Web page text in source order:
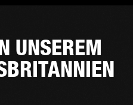
UNSEREM